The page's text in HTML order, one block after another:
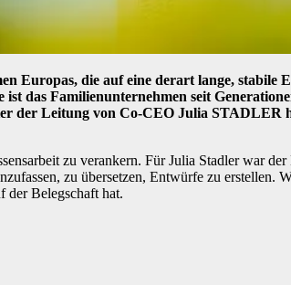
Europas, die auf eine derart lange, stabile
das Familienunternehmen seit
der Leitung von Co-CEO Julia STADLER
zu verankern. Für Julia Stadler war
zu übersetzen, Entwürfe zu erstellen.
der Belegschaft hat.